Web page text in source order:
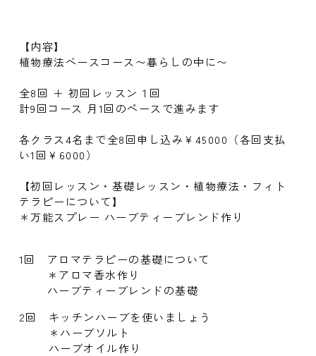
【内容】
植物療法ベースコース〜暮らしの中に〜
全8回 ＋ 初回レッスン１回
計9回コース 月1回のペースで進みます
各クラス4名まで全8回申し込み￥45000（各回支払
い1回￥6000）
【初回レッスン・基礎レッスン・植物療法・フィト
テラピーについて】
＊万能スプレー ハーブティーブレンド作り
1回
アロマテラピーの基礎について
＊アロマ香水作り
ハーブティーブレンドの基礎
2回
キッチンハーブを使いましょう
＊ハーブソルト
ハーブオイル作り